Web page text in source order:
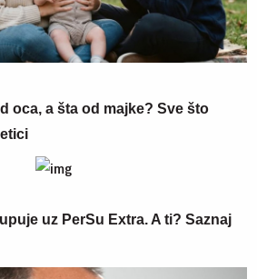
oca, a šta od majke? Sve što
uz PerSu Extra. A ti? Saznaj